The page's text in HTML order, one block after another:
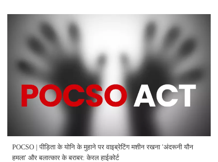
POCSO | पीड़िता के योनि के मुहाने पर वाइब्रेटिंग मशीन रखना 'अंदरूनी यौन
हमला' और बलात्कार के बराबर: केरल हाईकोर्ट